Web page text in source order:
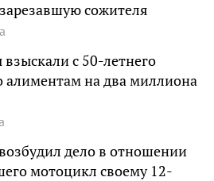
сожителя
с 50-летнего
алиментам на два миллиона
дело в отношении
мотоцикл своему 12-